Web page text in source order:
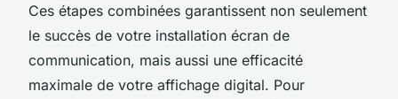
Ces étapes combinées garantissent non seulement
le succès de votre installation écran de
communication, mais aussi une efficacité
maximale de votre affichage digital. Pour